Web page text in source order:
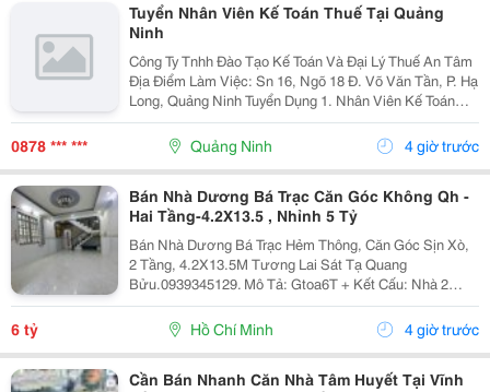
Tuyển Nhân Viên Kế Toán Thuế Tại Quảng
Ninh
Công Ty Tnhh Đào Tạo Kế Toán Và Đại Lý Thuế An Tâm
Địa Điểm Làm Việc: Sn 16, Ngõ 18 Đ. Võ Văn Tần, P. Hạ
Long, Quảng Ninh Tuyển Dụng 1. Nhân Viên Kế Toán
Thuế : 05 Mô Tả Công Việc: &Bull; Thực Hiện Các Công
Việc Liên Quan Đến Kế Toán Thuế...
0878 *** *** Quảng Ninh 4 giờ trước
Bán Nhà Dương Bá Trạc Căn Góc Không Qh -
Hai Tầng-4.2X13.5 , Nhỉnh 5 Tỷ
Bán Nhà Dương Bá Trạc Hẻm Thông, Căn Góc Sịn Xò,
2 Tầng, 4.2X13.5M Tương Lai Sát Tạ Quang
Bửu.0939345129. Mô Tả: Gtoa6T + Kết Cấu: Nhà 2
Tầng Btct Kiên Cố, 2 Phòng. + Vị Trí: Ngay Dương Bá
Trạc Thông Tạ Quang Bửu, Âu Dương Lân, Nguyễn Thị
Tần, Dạ...
6 tỷ Hồ Chí Minh 4 giờ trước
Cần Bán Nhanh Căn Nhà Tâm Huyết Tại Vĩnh